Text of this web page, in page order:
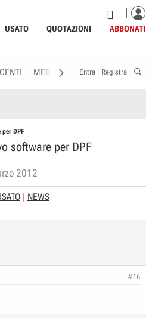
USATO QUOTAZIONI ABBONATI
MEDIA MEMBRI
Entra Registra
DPF
software per DPF
2012
NEWS
#16